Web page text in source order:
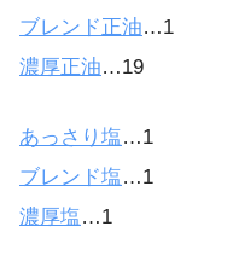
ブレンド正油…1
濃厚正油…19
あっさり塩…1
ブレンド塩…1
濃厚塩…1